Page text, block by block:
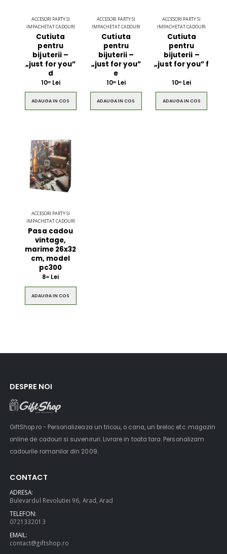
ACCESORI PARTY SI
IMPACHETAT CADOURI
Cutiuta
pentru
bijuterii –
„just for you”
d
1000Lei
ADAUGA IN COS
ACCESORI PARTY SI
IMPACHETAT CADOURI
Cutiuta
pentru
bijuterii –
„just for you”
e
1000Lei
ADAUGA IN COS
ACCESORI PARTY SI
IMPACHETAT CADOURI
Cutiuta
pentru
bijuterii –
„just for you” f
1000 Lei
ADAUGA IN COS
ACCESORI PARTY SI
IMPACHETAT CADOURI
Pasa cadou
vintage,
marime 26x32
cm, model
pc300
800 Lei
ADAUGA IN COS
DESPRE NOI
GiftShop.ro - Personalizeaza un tricou, o cana, un breloc etc. magazin
online de cadouri si suveniruri. Livrare in toata tara. Personalizam
cadourile romanilor din 2009.
CONTACT
ADRESA:
Bulevardul Revolutiei 96, Arad, Arad
TELEFON:
0721332013
EMAIL:
contact@giftshop.ro